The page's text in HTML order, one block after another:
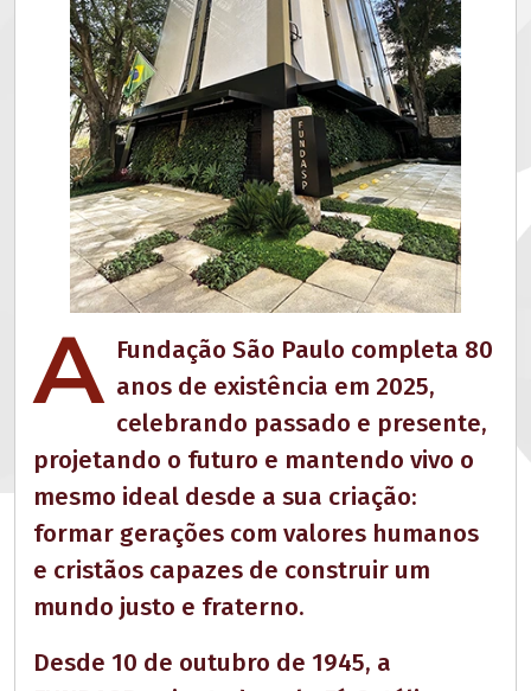
A Fundação São Paulo completa 80
anos de existência em 2025,
celebrando passado e presente,
projetando o futuro e mantendo vivo o
mesmo ideal desde a sua criação:
formar gerações com valores humanos
e cristãos capazes de construir um
mundo justo e fraterno.
Desde 10 de outubro de 1945, a